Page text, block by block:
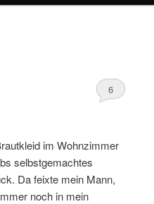
6
im Wohnzimmer
selbstgemachtes
Da feixte mein Mann,
noch in mein